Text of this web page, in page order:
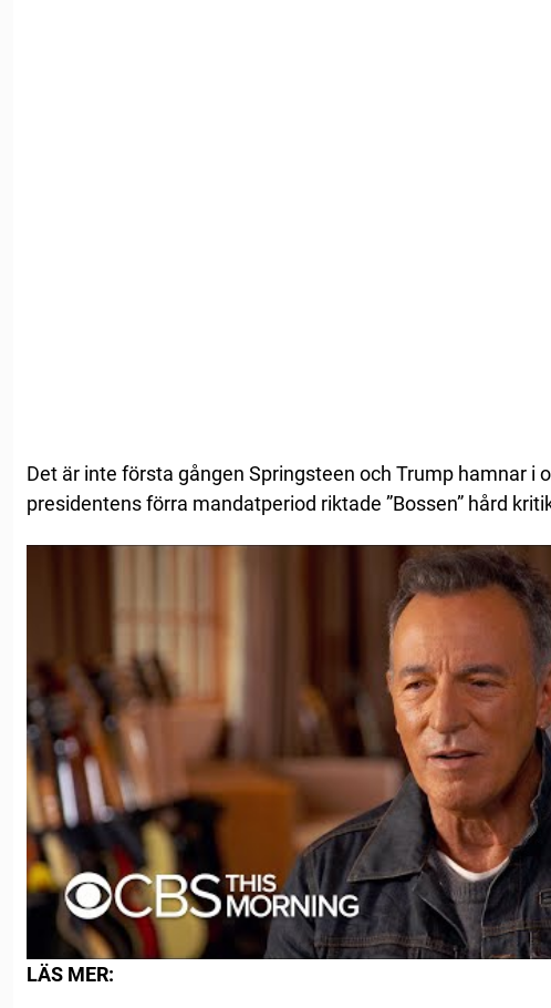
Det är inte första gången Springsteen och Trump hamnar i
presidentens förra mandatperiod riktade ”Bossen” hård
LÄS MER: